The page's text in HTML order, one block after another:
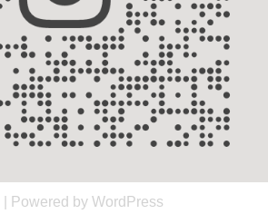
| Powered by WordPress